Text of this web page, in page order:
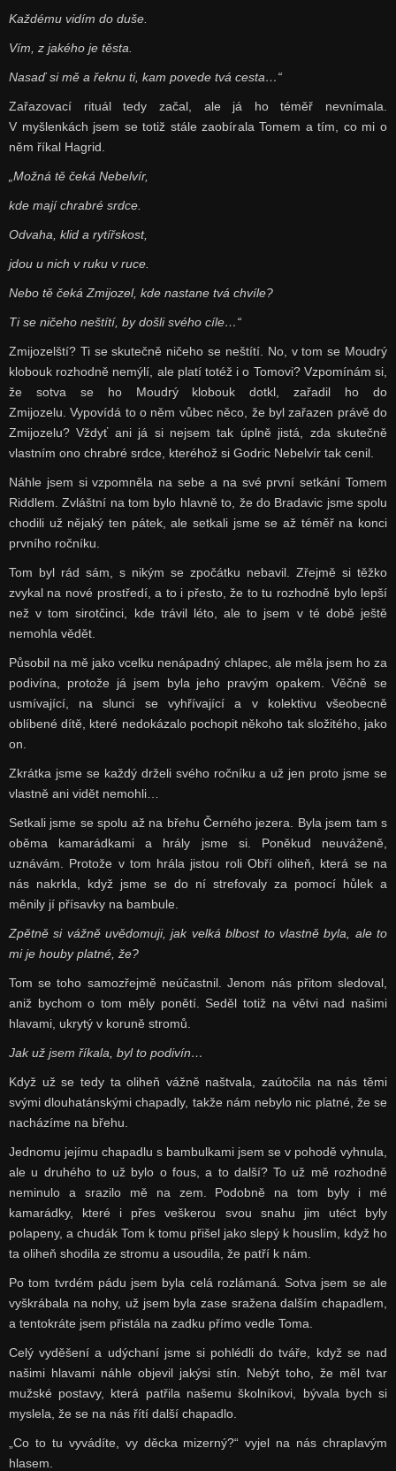
Každému vidím do duše.
Vím, z jakého je těsta.
Nasaď si mě a řeknu ti, kam povede tvá cesta…“
Zařazovací rituál tedy začal, ale já ho téměř nevnímala.
V myšlenkách jsem se totiž stále zaobírala Tomem a tím, co mi o
něm říkal Hagrid.
„Možná tě čeká Nebelvír,
kde mají chrabré srdce.
Odvaha, klid a rytířskost,
jdou u nich v ruku v ruce.
Nebo tě čeká Zmijozel, kde nastane tvá chvíle?
Ti se ničeho neštítí, by došli svého cíle…“
Zmijozelští? Ti se skutečně ničeho se neštítí. No, v tom se Moudrý
klobouk rozhodně nemýlí, ale platí totéž i o Tomovi? Vzpomínám si,
že sotva se ho Moudrý klobouk dotkl, zařadil ho do
Zmijozelu. Vypovídá to o něm vůbec něco, že byl zařazen právě do
Zmijozelu? Vždyť ani já si nejsem tak úplně jistá, zda skutečně
vlastním ono chrabré srdce, kteréhož si Godric Nebelvír tak cenil.
Náhle jsem si vzpomněla na sebe a na své první setkání Tomem
Riddlem. Zvláštní na tom bylo hlavně to, že do Bradavic jsme spolu
chodili už nějaký ten pátek, ale setkali jsme se až téměř na konci
prvního ročníku.
Tom byl rád sám, s nikým se zpočátku nebavil. Zřejmě si těžko
zvykal na nové prostředí, a to i přesto, že to tu rozhodně bylo lepší
než v tom sirotčinci, kde trávil léto, ale to jsem v té době ještě
nemohla vědět.
Působil na mě jako vcelku nenápadný chlapec, ale měla jsem ho za
podivína, protože já jsem byla jeho pravým opakem. Věčně se
usmívající, na slunci se vyhřívající a v kolektivu všeobecně
oblíbené dítě, které nedokázalo pochopit někoho tak složitého, jako
on.
Zkrátka jsme se každý drželi svého ročníku a už jen proto jsme se
vlastně ani vidět nemohli…
Setkali jsme se spolu až na břehu Černého jezera. Byla jsem tam s
oběma kamarádkami a hrály jsme si. Poněkud neuváženě,
uznávám. Protože v tom hrála jistou roli Obří oliheň, která se na
nás nakrkla, když jsme se do ní strefovaly za pomocí hůlek a
měnily jí přísavky na bambule.
Zpětně si vážně uvědomuji, jak velká blbost to vlastně byla, ale to
mi je houby platné, že?
Tom se toho samozřejmě neúčastnil. Jenom nás přitom sledoval,
aniž bychom o tom měly ponětí. Seděl totiž na větvi nad našimi
hlavami, ukrytý v koruně stromů.
Jak už jsem říkala, byl to podivín…
Když už se tedy ta oliheň vážně naštvala, zaútočila na nás těmi
svými dlouhatánskými chapadly, takže nám nebylo nic platné, že se
nacházíme na břehu.
Jednomu jejímu chapadlu s bambulkami jsem se v pohodě vyhnula,
ale u druhého to už bylo o fous, a to další? To už mě rozhodně
neminulo a srazilo mě na zem. Podobně na tom byly i mé
kamarádky, které i přes veškerou svou snahu jim utéct byly
polapeny, a chudák Tom k tomu přišel jako slepý k houslím, když ho
ta oliheň shodila ze stromu a usoudila, že patří k nám.
Po tom tvrdém pádu jsem byla celá rozlámaná. Sotva jsem se ale
vyškrábala na nohy, už jsem byla zase sražena dalším chapadlem,
a tentokráte jsem přistála na zadku přímo vedle Toma.
Celý vyděšení a udýchaní jsme si pohlédli do tváře, když se nad
našimi hlavami náhle objevil jakýsi stín. Nebýt toho, že měl tvar
mužské postavy, která patřila našemu školníkovi, bývala bych si
myslela, že se na nás řítí další chapadlo.
„Co to tu vyvádíte, vy děcka mizerný?“ vyjel na nás chraplavým
hlasem.